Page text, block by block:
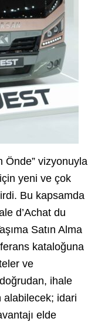
Önde” vizyonuyla
yeni ve çok
Bu kapsamda
d’Achat du
Satın Alma
kataloğuna
ve
ihale
alabilecek; idari
elde